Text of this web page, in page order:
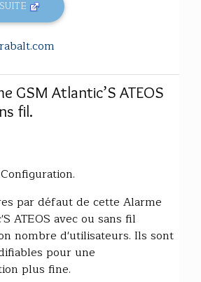
GSM Atlantic’S ATEOS
fil.
par défaut de cette Alarme
ATEOS avec ou sans fil
nombre d'utilisateurs. Ils sont
pour une
plus fine.